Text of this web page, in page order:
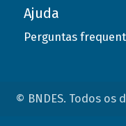
Ajuda
Perguntas
© BNDES. Todos os